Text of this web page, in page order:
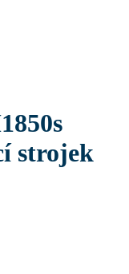
strojek